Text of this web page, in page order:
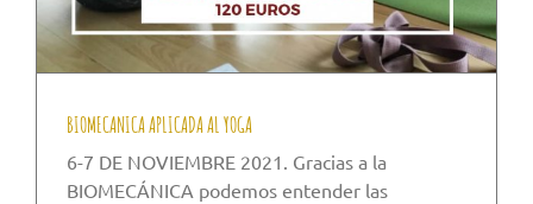
BIOMECANICA APLICADA AL YOGA
6-7 DE NOVIEMBRE 2021. Gracias a la
BIOMECÁNICA podemos entender las